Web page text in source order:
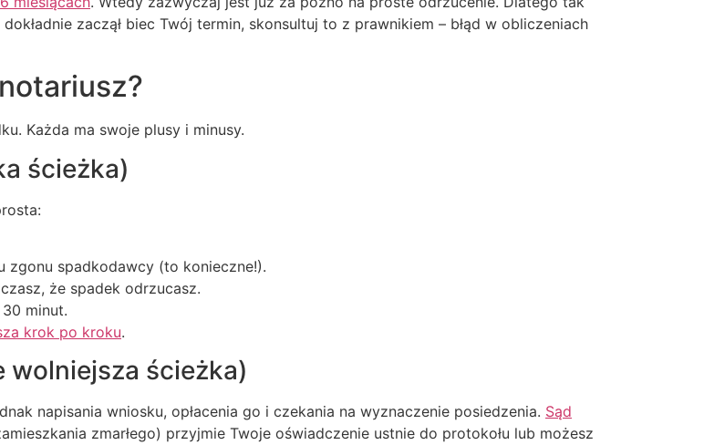
zaczął biec Twój termin, skonsultuj to z prawnikiem – błąd w obliczeniach
Każda ma swoje plusy i minusy.
ścieżka)
spadkodawcy (to konieczne!).
że spadek odrzucasz.
minut.
krok po kroku.
wolniejsza ścieżka)
napisania wniosku, opłacenia go i czekania na wyznaczenie posiedzenia. Sąd
zmarłego) przyjmie Twoje oświadczenie ustnie do protokołu lub możesz